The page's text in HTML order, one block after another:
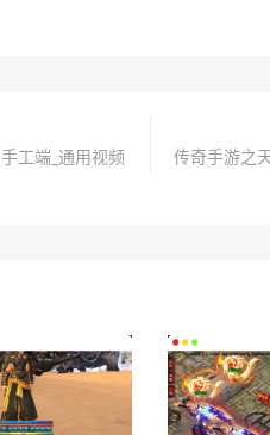
工端_通用视频
传奇手游之